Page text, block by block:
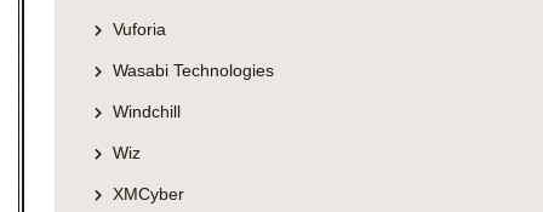
Vuforia
Wasabi Technologies
Windchill
Wiz
XMCyber